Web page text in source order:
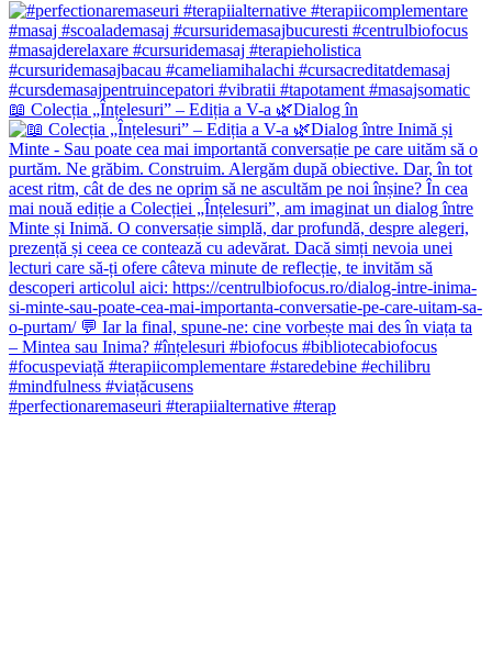
📖 Colecția „Înțelesuri” – Ediția a V-a 🌿Dialog în
#perfectionaremaseuri #terapiialternative #terap